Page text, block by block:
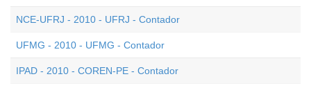
NCE-UFRJ - 2010 - UFRJ - Contador
UFMG - 2010 - UFMG - Contador
IPAD - 2010 - COREN-PE - Contador